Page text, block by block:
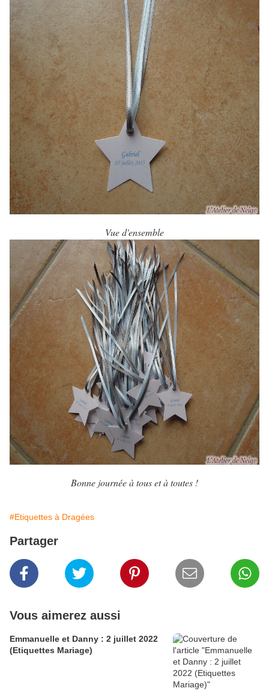
Vue d'ensemble
Bonne journée à tous et à toutes !
#Etiquettes à Dragées
Partager
Vous aimerez aussi
Emmanuelle et Danny : 2 juillet 2022
(Etiquettes Mariage)